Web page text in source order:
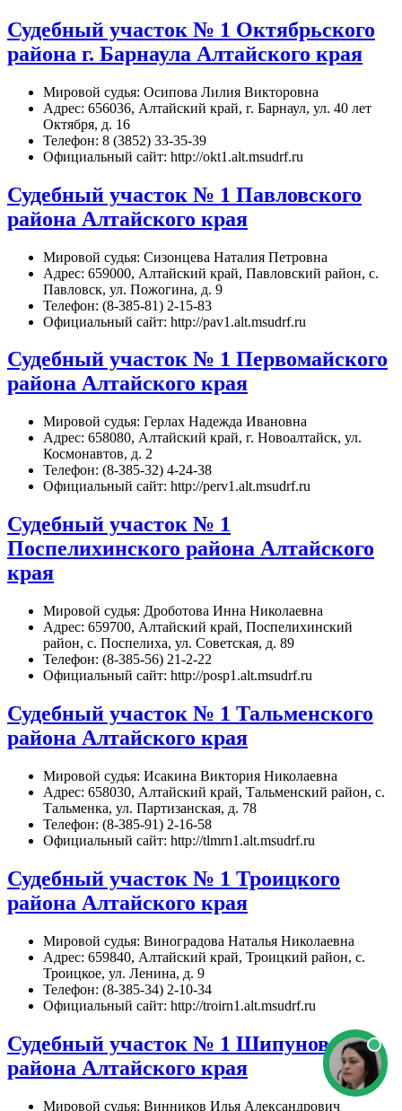
Судебный участок № 1 Октябрьского
района г. Барнаула Алтайского края
Мировой судья: Осипова Лилия Викторовна
Адрес: 656036, Алтайский край, г. Барнаул, ул. 40 лет
Октября, д. 16
Телефон: 8 (3852) 33-35-39
Официальный сайт: http://okt1.alt.msudrf.ru
Судебный участок № 1 Павловского
района Алтайского края
Мировой судья: Сизонцева Наталия Петровна
Адрес: 659000, Алтайский край, Павловский район, с.
Павловск, ул. Пожогина, д. 9
Телефон: (8-385-81) 2-15-83
Официальный сайт: http://pav1.alt.msudrf.ru
Судебный участок № 1 Первомайского
района Алтайского края
Мировой судья: Герлах Надежда Ивановна
Адрес: 658080, Алтайский край, г. Новоалтайск, ул.
Космонавтов, д. 2
Телефон: (8-385-32) 4-24-38
Официальный сайт: http://perv1.alt.msudrf.ru
Судебный участок № 1
Поспелихинского района Алтайского
края
Мировой судья: Дроботова Инна Николаевна
Адрес: 659700, Алтайский край, Поспелихинский
район, с. Поспелиха, ул. Советская, д. 89
Телефон: (8-385-56) 21-2-22
Официальный сайт: http://posp1.alt.msudrf.ru
Судебный участок № 1 Тальменского
района Алтайского края
Мировой судья: Исакина Виктория Николаевна
Адрес: 658030, Алтайский край, Тальменский район, с.
Тальменка, ул. Партизанская, д. 78
Телефон: (8-385-91) 2-16-58
Официальный сайт: http://tlmrn1.alt.msudrf.ru
Судебный участок № 1 Троицкого
района Алтайского края
Мировой судья: Виноградова Наталья Николаевна
Адрес: 659840, Алтайский край, Троицкий район, с.
Троицкое, ул. Ленина, д. 9
Телефон: (8-385-34) 2-10-34
Официальный сайт: http://troirn1.alt.msudrf.ru
Судебный участок № 1 Шипуновского
района Алтайского края
Мировой судья: Винников Илья Александрович